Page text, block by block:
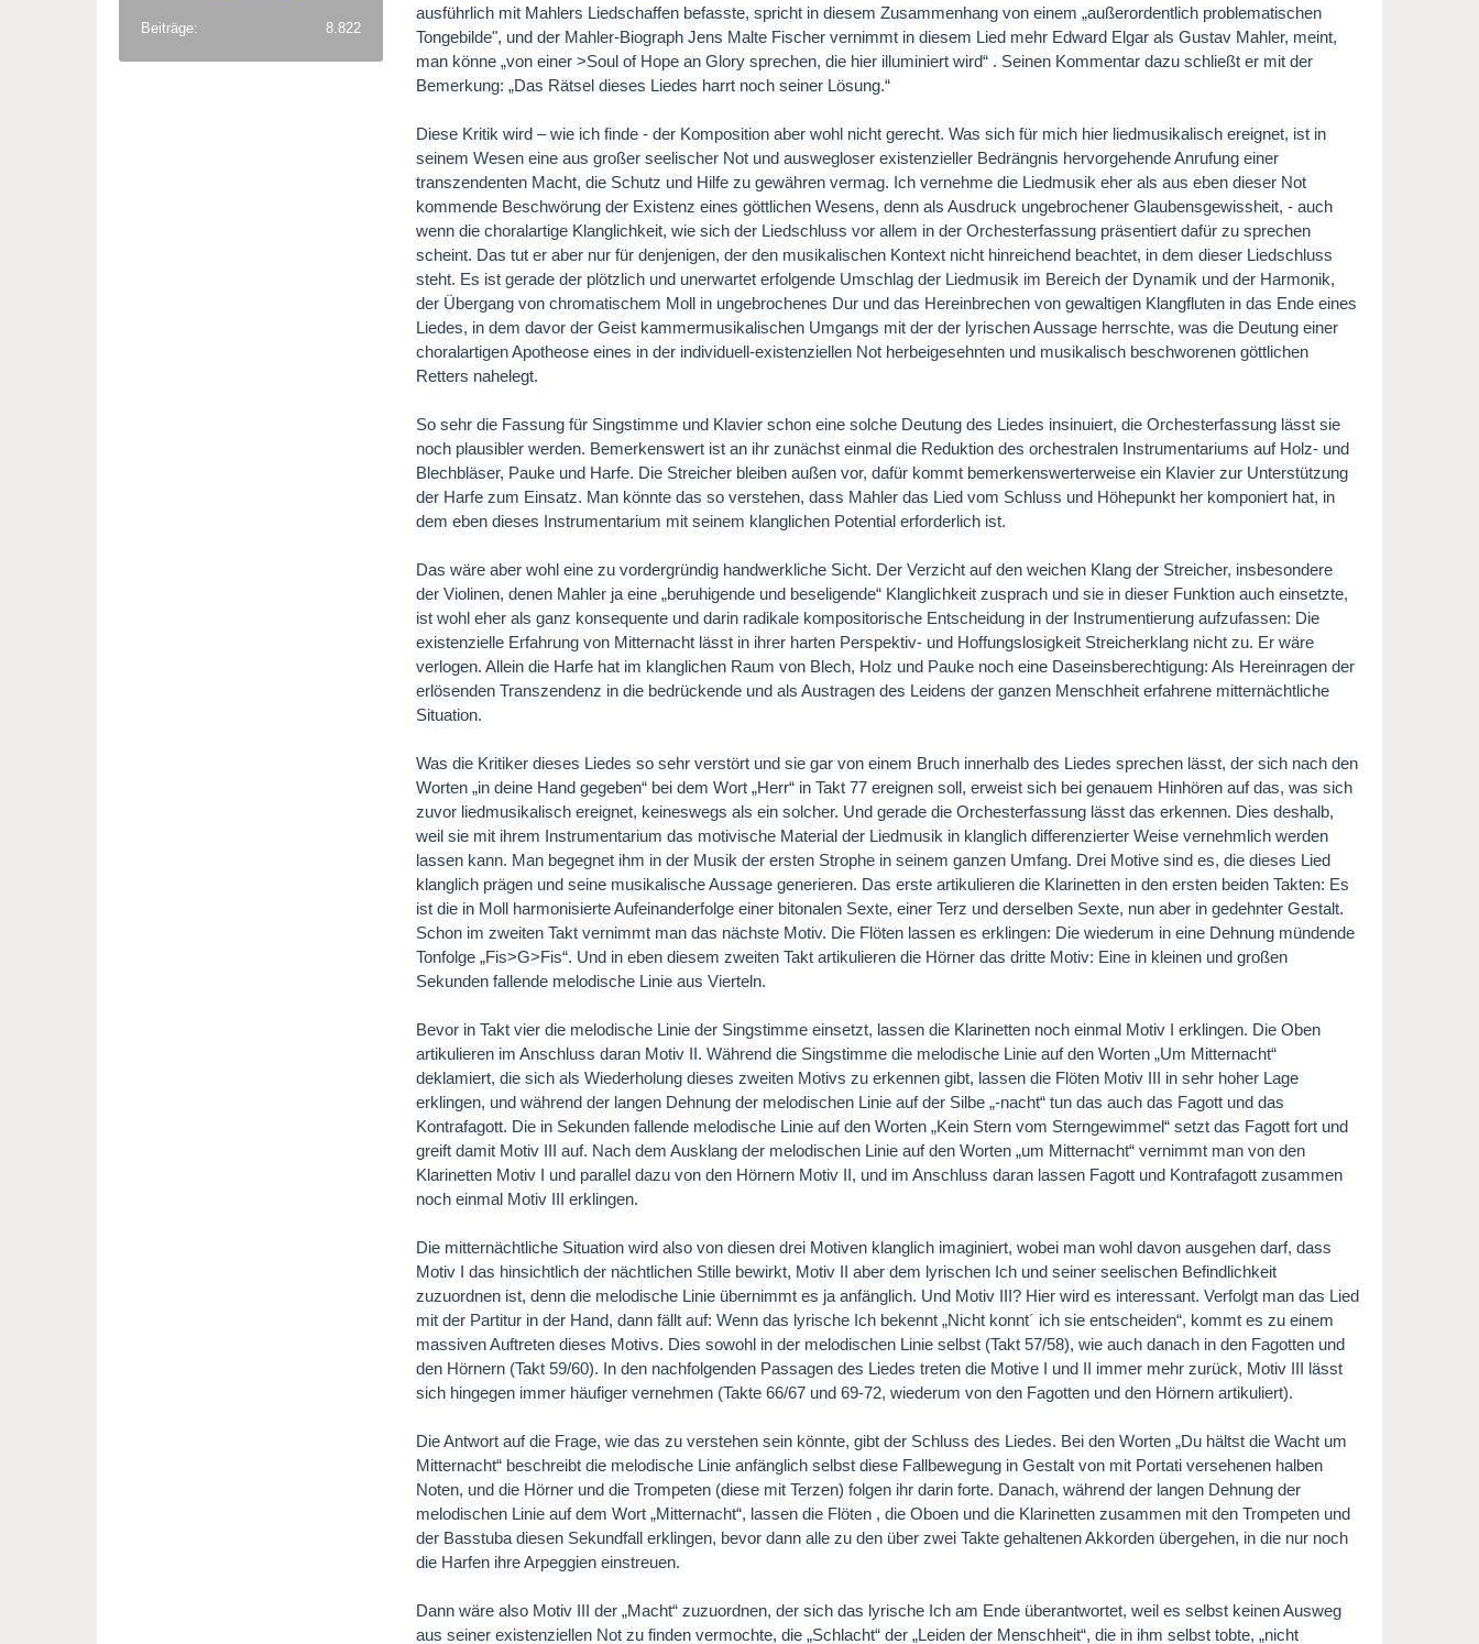
Beiträge 8.822
ausführlich mit Mahlers Liedschaffen befasste, spricht in diesem Zusammenhang von einem „außerordentlich problematischen
Tongebilde", und der Mahler-Biograph Jens Malte Fischer vernimmt in diesem Lied mehr Edward Elgar als Gustav Mahler, meint,
man könne „von einer >Soul of Hope an Glory sprechen, die hier illuminiert wird“ . Seinen Kommentar dazu schließt er mit der
Bemerkung: „Das Rätsel dieses Liedes harrt noch seiner Lösung.“
Diese Kritik wird – wie ich finde - der Komposition aber wohl nicht gerecht. Was sich für mich hier liedmusikalisch ereignet, ist in
seinem Wesen eine aus großer seelischer Not und auswegloser existenzieller Bedrängnis hervorgehende Anrufung einer
transzendenten Macht, die Schutz und Hilfe zu gewähren vermag. Ich vernehme die Liedmusik eher als aus eben dieser Not
kommende Beschwörung der Existenz eines göttlichen Wesens, denn als Ausdruck ungebrochener Glaubensgewissheit, - auch
wenn die choralartige Klanglichkeit, wie sich der Liedschluss vor allem in der Orchesterfassung präsentiert dafür zu sprechen
scheint. Das tut er aber nur für denjenigen, der den musikalischen Kontext nicht hinreichend beachtet, in dem dieser Liedschluss
steht. Es ist gerade der plötzlich und unerwartet erfolgende Umschlag der Liedmusik im Bereich der Dynamik und der Harmonik,
der Übergang von chromatischem Moll in ungebrochenes Dur und das Hereinbrechen von gewaltigen Klangfluten in das Ende eines
Liedes, in dem davor der Geist kammermusikalischen Umgangs mit der der lyrischen Aussage herrschte, was die Deutung einer
choralartigen Apotheose eines in der individuell-existenziellen Not herbeigesehnten und musikalisch beschworenen göttlichen
Retters nahelegt.
So sehr die Fassung für Singstimme und Klavier schon eine solche Deutung des Liedes insinuiert, die Orchesterfassung lässt sie
noch plausibler werden. Bemerkenswert ist an ihr zunächst einmal die Reduktion des orchestralen Instrumentariums auf Holz- und
Blechbläser, Pauke und Harfe. Die Streicher bleiben außen vor, dafür kommt bemerkenswerterweise ein Klavier zur Unterstützung
der Harfe zum Einsatz. Man könnte das so verstehen, dass Mahler das Lied vom Schluss und Höhepunkt her komponiert hat, in
dem eben dieses Instrumentarium mit seinem klanglichen Potential erforderlich ist.
Das wäre aber wohl eine zu vordergründig handwerkliche Sicht. Der Verzicht auf den weichen Klang der Streicher, insbesondere
der Violinen, denen Mahler ja eine „beruhigende und beseligende“ Klanglichkeit zusprach und sie in dieser Funktion auch einsetzte,
ist wohl eher als ganz konsequente und darin radikale kompositorische Entscheidung in der Instrumentierung aufzufassen: Die
existenzielle Erfahrung von Mitternacht lässt in ihrer harten Perspektiv- und Hoffungslosigkeit Streicherklang nicht zu. Er wäre
verlogen. Allein die Harfe hat im klanglichen Raum von Blech, Holz und Pauke noch eine Daseinsberechtigung: Als Hereinragen der
erlösenden Transzendenz in die bedrückende und als Austragen des Leidens der ganzen Menschheit erfahrene mitternächtliche
Situation.
Was die Kritiker dieses Liedes so sehr verstört und sie gar von einem Bruch innerhalb des Liedes sprechen lässt, der sich nach den
Worten „in deine Hand gegeben“ bei dem Wort „Herr“ in Takt 77 ereignen soll, erweist sich bei genauem Hinhören auf das, was sich
zuvor liedmusikalisch ereignet, keineswegs als ein solcher. Und gerade die Orchesterfassung lässt das erkennen. Dies deshalb,
weil sie mit ihrem Instrumentarium das motivische Material der Liedmusik in klanglich differenzierter Weise vernehmlich werden
lassen kann. Man begegnet ihm in der Musik der ersten Strophe in seinem ganzen Umfang. Drei Motive sind es, die dieses Lied
klanglich prägen und seine musikalische Aussage generieren. Das erste artikulieren die Klarinetten in den ersten beiden Takten: Es
ist die in Moll harmonisierte Aufeinanderfolge einer bitonalen Sexte, einer Terz und derselben Sexte, nun aber in gedehnter Gestalt.
Schon im zweiten Takt vernimmt man das nächste Motiv. Die Flöten lassen es erklingen: Die wiederum in eine Dehnung mündende
Tonfolge „Fis>G>Fis“. Und in eben diesem zweiten Takt artikulieren die Hörner das dritte Motiv: Eine in kleinen und großen
Sekunden fallende melodische Linie aus Vierteln.
Bevor in Takt vier die melodische Linie der Singstimme einsetzt, lassen die Klarinetten noch einmal Motiv I erklingen. Die Oben
artikulieren im Anschluss daran Motiv II. Während die Singstimme die melodische Linie auf den Worten „Um Mitternacht“
deklamiert, die sich als Wiederholung dieses zweiten Motivs zu erkennen gibt, lassen die Flöten Motiv III in sehr hoher Lage
erklingen, und während der langen Dehnung der melodischen Linie auf der Silbe „-nacht“ tun das auch das Fagott und das
Kontrafagott. Die in Sekunden fallende melodische Linie auf den Worten „Kein Stern vom Sterngewimmel“ setzt das Fagott fort und
greift damit Motiv III auf. Nach dem Ausklang der melodischen Linie auf den Worten „um Mitternacht“ vernimmt man von den
Klarinetten Motiv I und parallel dazu von den Hörnern Motiv II, und im Anschluss daran lassen Fagott und Kontrafagott zusammen
noch einmal Motiv III erklingen.
Die mitternächtliche Situation wird also von diesen drei Motiven klanglich imaginiert, wobei man wohl davon ausgehen darf, dass
Motiv I das hinsichtlich der nächtlichen Stille bewirkt, Motiv II aber dem lyrischen Ich und seiner seelischen Befindlichkeit
zuzuordnen ist, denn die melodische Linie übernimmt es ja anfänglich. Und Motiv III? Hier wird es interessant. Verfolgt man das Lied
mit der Partitur in der Hand, dann fällt auf: Wenn das lyrische Ich bekennt „Nicht konnt´ ich sie entscheiden“, kommt es zu einem
massiven Auftreten dieses Motivs. Dies sowohl in der melodischen Linie selbst (Takt 57/58), wie auch danach in den Fagotten und
den Hörnern (Takt 59/60). In den nachfolgenden Passagen des Liedes treten die Motive I und II immer mehr zurück, Motiv III lässt
sich hingegen immer häufiger vernehmen (Takte 66/67 und 69-72, wiederum von den Fagotten und den Hörnern artikuliert).
Die Antwort auf die Frage, wie das zu verstehen sein könnte, gibt der Schluss des Liedes. Bei den Worten „Du hältst die Wacht um
Mitternacht“ beschreibt die melodische Linie anfänglich selbst diese Fallbewegung in Gestalt von mit Portati versehenen halben
Noten, und die Hörner und die Trompeten (diese mit Terzen) folgen ihr darin forte. Danach, während der langen Dehnung der
melodischen Linie auf dem Wort „Mitternacht“, lassen die Flöten , die Oboen und die Klarinetten zusammen mit den Trompeten und
der Basstuba diesen Sekundfall erklingen, bevor dann alle zu den über zwei Takte gehaltenen Akkorden übergehen, in die nur noch
die Harfen ihre Arpeggien einstreuen.
Dann wäre also Motiv III der „Macht“ zuzuordnen, der sich das lyrische Ich am Ende überantwortet, weil es selbst keinen Ausweg
aus seiner existenziellen Not zu finden vermochte, die „Schlacht“ der „Leiden der Menschheit“, die in ihm selbst tobte, „nicht